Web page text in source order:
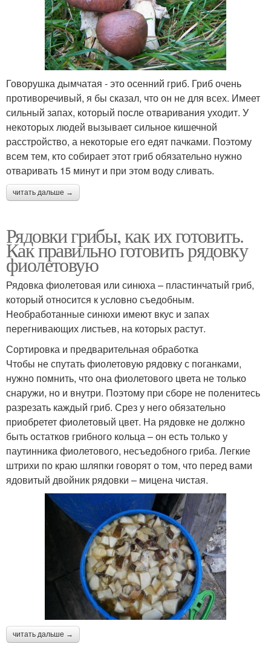
Говорушка дымчатая - это осенний гриб. Гриб очень
противоречивый, я бы сказал, что он не для всех. Имеет
сильный запах, который после отваривания уходит. У
некоторых людей вызывает сильное кишечной
расстройство, а некоторые его едят пачками. Поэтому
всем тем, кто собирает этот гриб обязательно нужно
отваривать 15 минут и при этом воду сливать.
читать дальше →
Рядовки грибы, как их готовить.
Как правильно готовить рядовку
фиолетовую
Рядовка фиолетовая или синюха – пластинчатый гриб,
который относится к условно съедобным.
Необработанные синюхи имеют вкус и запах
перегнивающих листьев, на которых растут.
Сортировка и предварительная обработка
Чтобы не спутать фиолетовую рядовку с поганками,
нужно помнить, что она фиолетового цвета не только
снаружи, но и внутри. Поэтому при сборе не поленитесь
разрезать каждый гриб. Срез у него обязательно
приобретет фиолетовый цвет. На рядовке не должно
быть остатков грибного кольца – он есть только у
паутинника фиолетового, несъедобного гриба. Легкие
штрихи по краю шляпки говорят о том, что перед вами
ядовитый двойник рядовки – мицена чистая.
читать дальше →